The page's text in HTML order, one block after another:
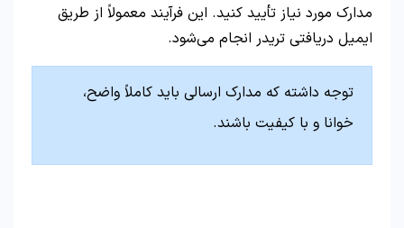
مدارک مورد نیاز تأیید کنید. این فرآیند معمولاً از طریق
ایمیل دریافتی تریدر انجام می‌شود.
توجه داشته که مدارک ارسالی باید کاملاً واضح،
خوانا و با کیفیت باشند.